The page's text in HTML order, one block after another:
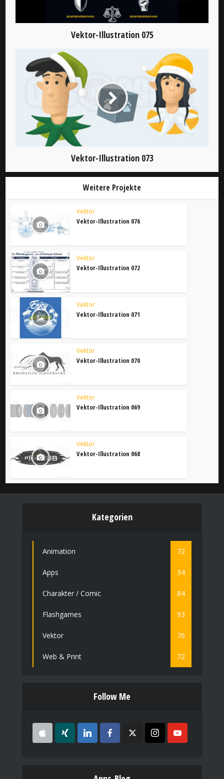
Vektor-Illustration 075
Vektor-Illustration 073
Weitere Projekte
Vektor
Vektor-Illustration 076
Vektor
Vektor-Illustration 072
Vektor
Vektor-Illustration 071
Vektor
Vektor-Illustration 070
Vektor
Vektor-Illustration 069
Vektor
Vektor-Illustration 068
Kategorien
Animation 72
Apps 34
Charakter / Comic 84
Flashgames 93
Vektor 76
Web & Print 72
Follow Me